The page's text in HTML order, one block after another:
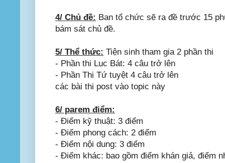
4/ Chủ đề: Ban tổ chức sẽ ra đề trước 15
bám sát chủ đề.
5/ Thể thức: Tiện sinh tham gia 2 phần thi
- Phần thi Lục Bát: 4 câu trở lên
- Phần Thi Tứ tuyệt 4 câu trở lên
các bài thi post vào topic này
6/ parem điểm:
- Điểm kỹ thuật: 3 điểm
- Điểm phong cách: 2 điểm
- Điểm nội dung: 3 điểm
- Điểm khác: bao gồm điểm khán giả, điểm